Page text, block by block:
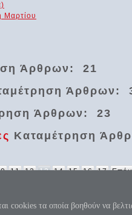
Μαρτίου
Άρθρων: 21
Άρθρων:
Άρθρων: 23
Καταμέτρηση
11 12 13 14 15 16 17
cookies τα οποία βοηθούν να